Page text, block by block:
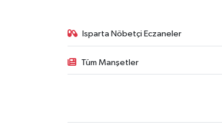
Isparta Nöbetçi Eczaneler
Tüm Manşetler